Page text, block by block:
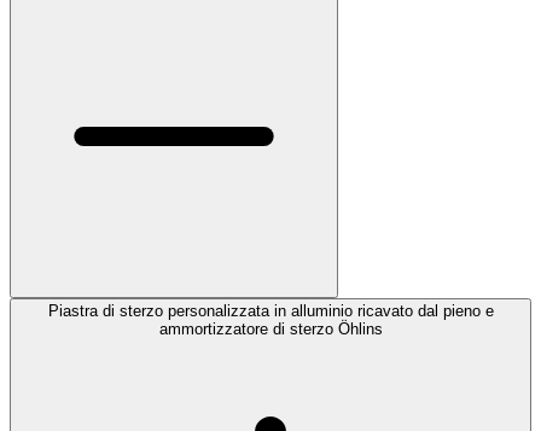
Piastra di sterzo personalizzata in alluminio ricavato dal pieno e
ammortizzatore di sterzo Öhlins